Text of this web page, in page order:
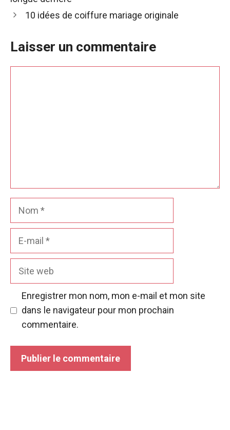
10 idées de coiffure mariage originale
Laisser un commentaire
Enregistrer mon nom, mon e-mail et mon site
dans le navigateur pour mon prochain
commentaire.